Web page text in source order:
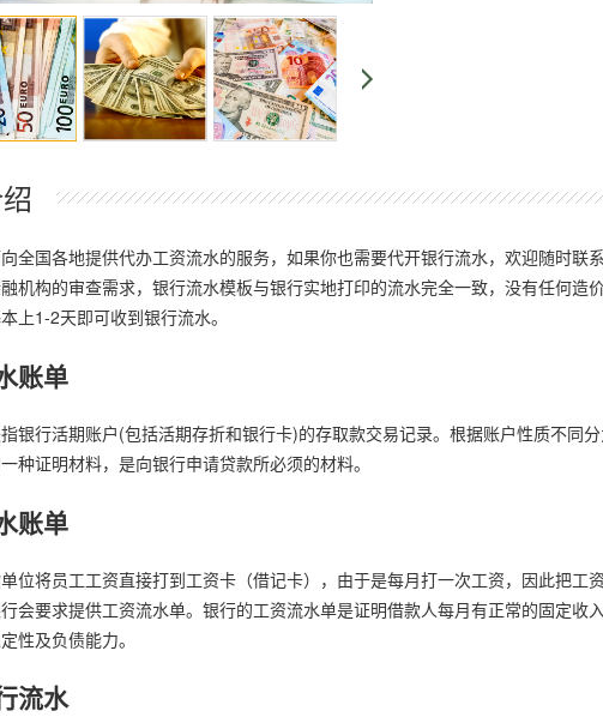
全国各地提供代办工资流水的服务，如果你也需要代开银行流水，欢迎随时联
机构的审查需求，银行流水模板与银行实地打印的流水完全一致，没有任何造
上1-2天即可收到银行流水。
账单
银行活期账户(包括活期存折和银行卡)的存取款交易记录。根据账户性质不同
种证明材料，是向银行申请贷款所必须的材料。
账单
位将员工工资直接打到工资卡（借记卡），由于是每月打一次工资，因此把工
会要求提供工资流水单。银行的工资流水单是证明借款人每月有正常的固定收
性及负债能力。
流水